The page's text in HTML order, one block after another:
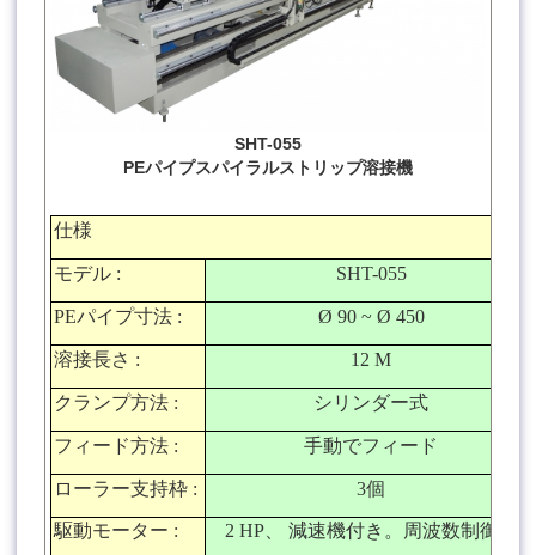
SHT-055
PEパイプスパイラルストリップ溶接機
仕様
モデル : SHT-055
PEパイプ寸法 : Ø 90 ~ Ø 450
溶接長さ : 12 M
クランプ方法 : シリンダー式
フィード方法 : 手動でフィード
ローラー支持枠 : 3個
駆動モーター : 2 HP、 減速機付き。周波数制御。